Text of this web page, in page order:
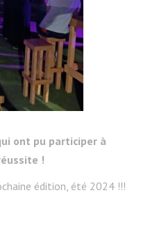
ont pu participer à
!
édition, été 2024 !!!